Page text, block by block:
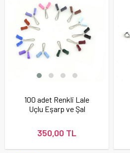
100 adet Renkli Lale
Uçlu Eşarp ve Şal
350,00 TL